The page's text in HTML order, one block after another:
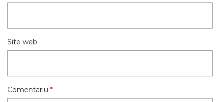
Site web
Comentariu *